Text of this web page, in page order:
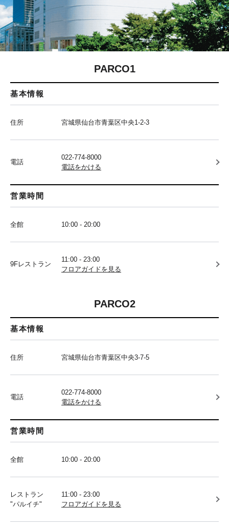
PARCO1
基本情報
住所 宮城県仙台市青葉区中央1-2-3
電話
022-774-8000
電話をかける
営業時間
全館 10:00 - 20:00
9Fレストラン
11:00 - 23:00
フロアガイドを見る
PARCO2
基本情報
住所 宮城県仙台市青葉区中央3-7-5
電話
022-774-8000
電話をかける
営業時間
全館 10:00 - 20:00
レストラン
"パルイチ"
11:00 - 23:00
フロアガイドを見る